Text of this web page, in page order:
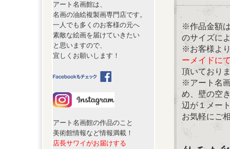
アート名画館は、
名画の油絵複製画専門店です。
一人でも多くのお客様の元へ
素敵な絵画を届けていきたい
と思いますので、
宜しくお願いします！
アート名画館の作品のこと
美術館情報など情報満載！
店長サワイがお届けする
※作品金額
のサイズに
※お客様よ
ーメイドに
頂いており
※アート名
め、壁の空
辺が１メー
お気軽にご